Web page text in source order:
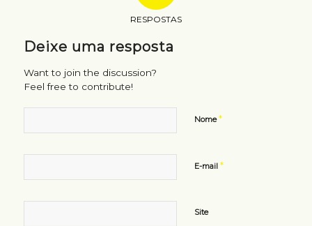
RESPOSTAS
Deixe uma resposta
Want to join the discussion?
Feel free to contribute!
Nome*
E-mail *
Site